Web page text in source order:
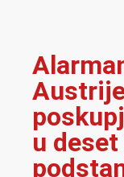
u